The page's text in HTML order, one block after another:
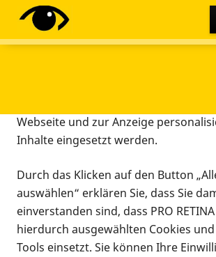
Diese Webseite setzt verschiedene
Tracking-Tools ein. Dies beinhaltet
Webseite und zur Anzeige
Inhalte eingesetzt werden.
Durch das Klicken auf den Button
auswählen“ erklären Sie, dass Sie
einverstanden sind, dass PRO
hierdurch ausgewählten Cookies
Tools einsetzt. Sie können Ihre